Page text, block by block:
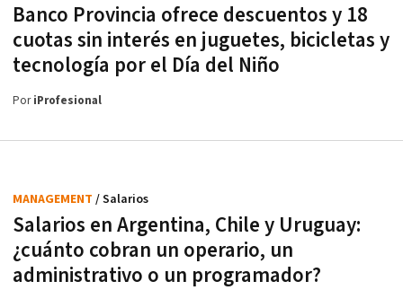
Banco Provincia ofrece descuentos y 18
cuotas sin interés en juguetes, bicicletas y
tecnología por el Día del Niño
PoriProfesional
Salarios en Argentina, Chile y Uruguay:
¿cuánto cobran un operario, un
administrativo o un programador?
MANAGEMENT / Salarios